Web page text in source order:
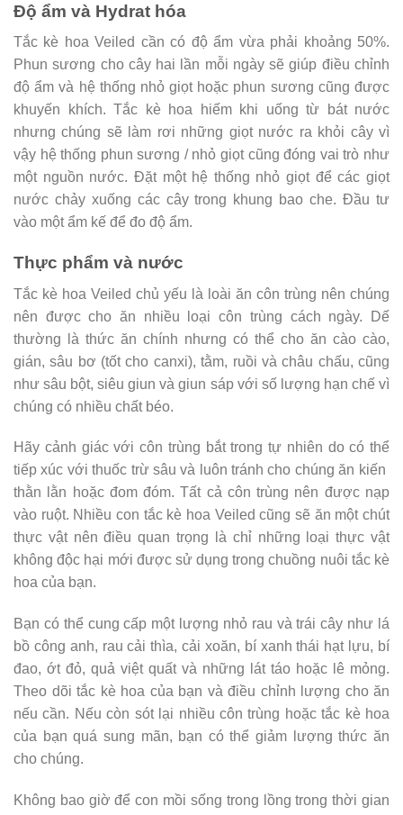
Độ ẩm và Hydrat hóa
Tắc kè hoa Veiled cần có độ ẩm vừa phải khoảng 50%.
Phun sương cho cây hai lần mỗi ngày sẽ giúp điều chỉnh
độ ẩm và hệ thống nhỏ giọt hoặc phun sương cũng được
khuyến khích. Tắc kè hoa hiếm khi uống từ bát nước
nhưng chúng sẽ làm rơi những giọt nước ra khỏi cây vì
vậy hệ thống phun sương / nhỏ giọt cũng đóng vai trò như
một nguồn nước. Đặt một hệ thống nhỏ giọt để các giọt
nước chảy xuống các cây trong khung bao che. Đầu tư
vào một ẩm kế để đo độ ẩm.
Thực phẩm và nước
Tắc kè hoa Veiled chủ yếu là loài ăn côn trùng nên chúng
nên được cho ăn nhiều loại côn trùng cách ngày. Dế
thường là thức ăn chính nhưng có thể cho ăn cào cào,
gián, sâu bơ (tốt cho canxi), tằm, ruồi và châu chấu, cũng
như sâu bột, siêu giun và giun sáp với số lượng hạn chế vì
chúng có nhiều chất béo.
Hãy cảnh giác với côn trùng bắt trong tự nhiên do có thể
tiếp xúc với thuốc trừ sâu và luôn tránh cho chúng ăn kiến ​​
thằn lằn hoặc đom đóm. Tất cả côn trùng nên được nạp
vào ruột. Nhiều con tắc kè hoa Veiled cũng sẽ ăn một chút
thực vật nên điều quan trọng là chỉ những loại thực vật
không độc hại mới được sử dụng trong chuồng nuôi tắc kè
hoa của bạn.
Bạn có thể cung cấp một lượng nhỏ rau và trái cây như lá
bồ công anh, rau cải thìa, cải xoăn, bí xanh thái hạt lựu, bí
đao, ớt đỏ, quả việt quất và những lát táo hoặc lê mỏng.
Theo dõi tắc kè hoa của bạn và điều chỉnh lượng cho ăn
nếu cần. Nếu còn sót lại nhiều côn trùng hoặc tắc kè hoa
của bạn quá sung mãn, bạn có thể giảm lượng thức ăn
cho chúng.
Không bao giờ để con mồi sống trong lồng trong thời gian